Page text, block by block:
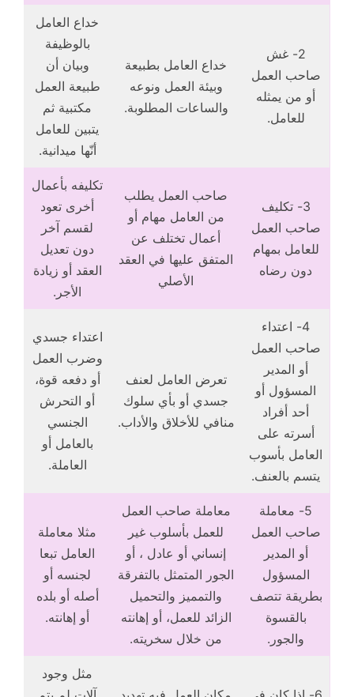
2- غش
صاحب العمل
أو من يمثله
للعامل.
خداع العامل بطبيعة
وبيئة العمل ونوعه
والساعات المطلوبة.
خداع العامل
بالوظيفة
وبيان أن
طبيعة العمل
مكتبية ثم
يتبين للعامل
أنّها ميدانية.
3- تكليف
صاحب العمل
للعامل بمهام
دون رضاه
صاحب العمل يطلب
من العامل مهام أو
أعمال تختلف عن
المتفق عليها في العقد
الأصلي
تكليفه بأعمال
أخرى تعود
لقسم آخر
دون تعديل
العقد أو زيادة
الأجر.
4- اعتداء
صاحب العمل
أو المدير
المسؤول أو
أحد أفراد
أسرته على
العامل بأسوب
يتسم بالعنف.
تعرض العامل لعنف
جسدي أو بأي سلوك
منافي للأخلاق والأداب.
اعتداء جسدي
وضرب العمل
أو دفعه قوة،
أو التحرش
الجنسي
بالعامل أو
العاملة.
5- معاملة
صاحب العمل
أو المدير
المسؤول
بطريقة تتصف
بالقسوة
والجور.
معاملة صاحب العمل
للعمل بأسلوب غير
إنساني أو عادل ، أو
الجور المتمثل بالتفرقة
والتمميز والتحميل
الزائد للعمل، أو إهانته
من خلال سخريته.
مثلا معاملة
العامل تبعا
لجنسه أو
أصله أو بلده
أو إهانته.
مثل وجود